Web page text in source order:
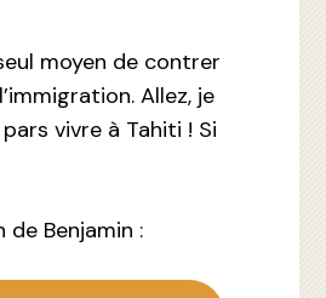
moyen de contrer
Allez, je
vivre à Tahiti ! Si
de Benjamin :